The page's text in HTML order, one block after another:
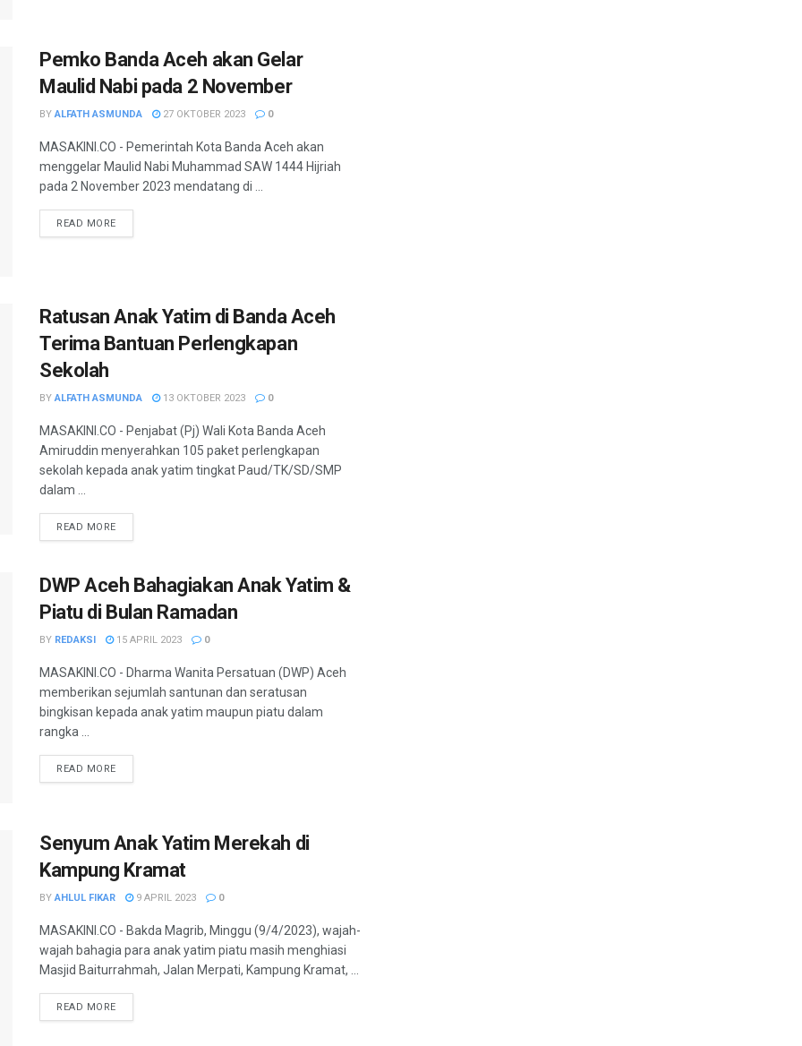
Pemko Banda Aceh akan Gelar
Maulid Nabi pada 2 November
BY ALFATH ASMUNDA 27 OKTOBER 2023 0
MASAKINI.CO - Pemerintah Kota Banda Aceh akan
menggelar Maulid Nabi Muhammad SAW 1444 Hijriah
pada 2 November 2023 mendatang di ...
READ MORE
Ratusan Anak Yatim di Banda Aceh
Terima Bantuan Perlengkapan
Sekolah
BY ALFATH ASMUNDA 13 OKTOBER 2023 0
MASAKINI.CO - Penjabat (Pj) Wali Kota Banda Aceh
Amiruddin menyerahkan 105 paket perlengkapan
sekolah kepada anak yatim tingkat Paud/TK/SD/SMP
dalam ...
READ MORE
DWP Aceh Bahagiakan Anak Yatim &
Piatu di Bulan Ramadan
BY REDAKSI 15 APRIL 2023 0
MASAKINI.CO - Dharma Wanita Persatuan (DWP) Aceh
memberikan sejumlah santunan dan seratusan
bingkisan kepada anak yatim maupun piatu dalam
rangka ...
READ MORE
Senyum Anak Yatim Merekah di
Kampung Kramat
BY AHLUL FIKAR 9 APRIL 2023 0
MASAKINI.CO - Bakda Magrib, Minggu (9/4/2023), wajah-
wajah bahagia para anak yatim piatu masih menghiasi
Masjid Baiturrahmah, Jalan Merpati, Kampung Kramat, ...
READ MORE